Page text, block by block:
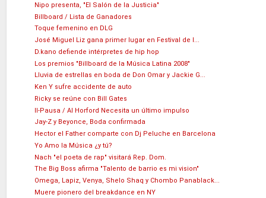
Nipo presenta, "El Salón de la Justicia"
Billboard / Lista de Ganadores
Toque femenino en DLG
José Miguel Liz gana primer lugar en Festival de l...
D.kano defiende intérpretes de hip hop
Los premios "Billboard de la Música Latina 2008"
Lluvia de estrellas en boda de Don Omar y Jackie G...
Ken Y sufre accidente de auto
Ricky se reúne con Bill Gates
II-Pausa / Al Horford Necesita un último impulso
Jay-Z y Beyonce, Boda confirmada
Hector el Father comparte con Dj Peluche en Barcelona
Yo Amo la Música ¿y tú?
Nach "el poeta de rap" visitará Rep. Dom.
The Big Boss afirma "Talento de barrio es mi vision"
Omega, Lapiz, Venya, Shelo Shaq y Chombo Panablack...
Muere pionero del breakdance en NY